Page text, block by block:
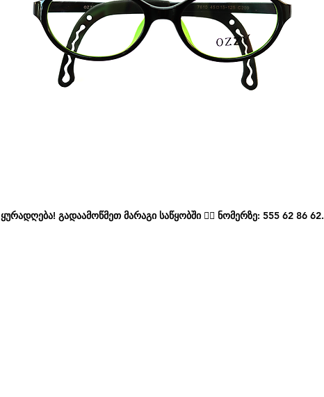
ყურადღება! გადაამოწმეთ მარაგი საწყობში 👉🏻 ნომერზე: 555 62 86 62.